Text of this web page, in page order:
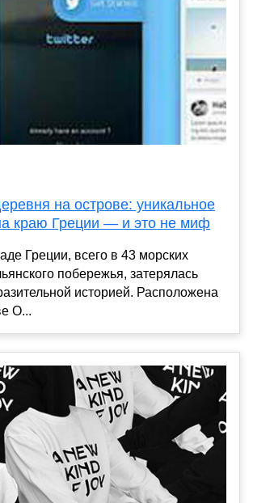
на острове: уникальное
краю Греции — и это не миф
Греции, всего в 43 морских
побережья, затерялась
историей. Расположена
О...